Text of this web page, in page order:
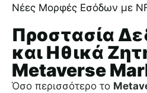
Νέες Μορφές Εσόδων με
Προστασία
και Ηθικά
Metaverse
Όσο περισσότερο το